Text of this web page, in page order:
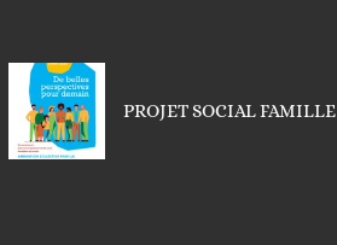
PROJET SOCIAL FAMILLE